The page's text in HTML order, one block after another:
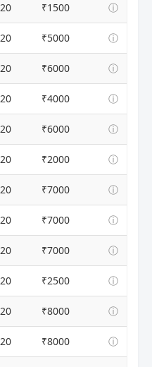
₹1500 ⓘ
₹5000 ⓘ
₹6000 ⓘ
₹4000 ⓘ
₹6000 ⓘ
₹2000 ⓘ
₹7000 ⓘ
₹7000 ⓘ
₹7000 ⓘ
₹2500 ⓘ
₹8000 ⓘ
₹8000 ⓘ